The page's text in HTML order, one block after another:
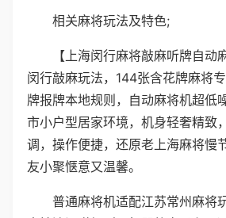
相关麻将玩法及特色;
【上海闵行麻将敲麻听牌自动
闵行敲麻玩法，144张含花牌麻将
牌报牌本地规则，自动麻将机超低
市小户型居家环境，机身轻奢精致
调，操作便捷，还原老上海麻将慢
友小聚惬意又温馨。
普通麻将机适配江苏常州麻将